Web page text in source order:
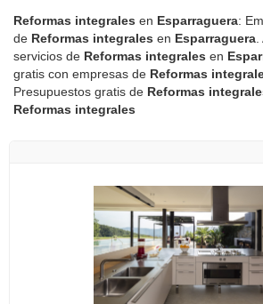
Reformas integrales en Esparraguera:
de Reformas integrales en Esparraguera
servicios de Reformas integrales en
gratis con empresas de Reformas
Presupuestos gratis de Reformas
Reformas integrales